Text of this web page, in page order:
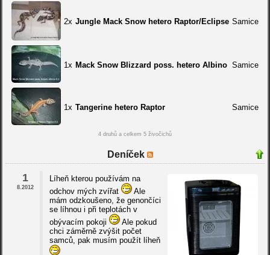
2x Jungle Mack Snow hetero Raptor/Eclipse Samice
1x Mack Snow Blizzard poss. hetero Albino Samice
1x Tangerine hetero Raptor Samice
4 druhů a celkem 5 živočichů
Deníček
1
8.2012
Líheň kterou používám na
odchov mých zvířat
Ale
mám odzkoušeno, že genončíci
se líhnou i při teplotách v
obývacím pokoji
Ale pokud
chci záměrně zvýšit počet
samců, pak musím použít líheň